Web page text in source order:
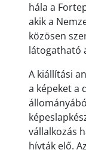
hála a
akik a
közösen
látogatható
A kiállítási
a képeket a
vállalkozás
hívták elő.